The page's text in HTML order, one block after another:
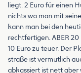
liegt. 2 Euro für einen
nichts wo man mit
kann man bei den
rechtfertigen. ABER
10 Euro zu teuer. Der
straße ist vermutlich
abkassiert ist nett aber